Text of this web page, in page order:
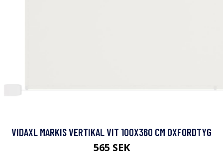
VIDAXL MARKIS VERTIKAL VIT 100X360 CM OXFORDTYG
565 SEK